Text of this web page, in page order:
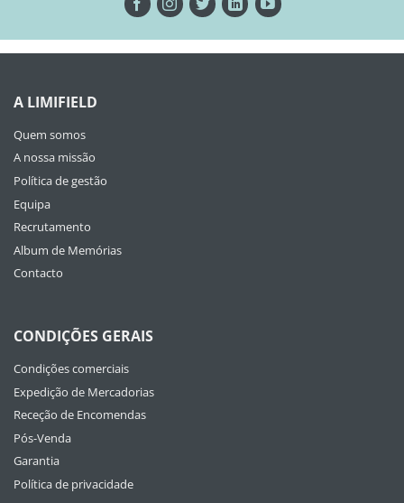
A LIMIFIELD
Quem somos
A nossa missão
Política de gestão
Equipa
Recrutamento
Album de Memórias
Contacto
CONDIÇÕES GERAIS
Condições comerciais
Expedição de Mercadorias
Receção de Encomendas
Pós-Venda
Garantia
Política de privacidade